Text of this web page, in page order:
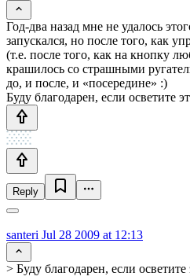
Год-два назад мне не удалось
запускался, но после того, как
(т.е. после того, как на кнопку
крашилось со страшными
до, и после, и «посередине» :)
Буду благодарен, если осветите
Reply
santeri Jul 28 2009 at 12:13
> Буду благодарен, если осветите